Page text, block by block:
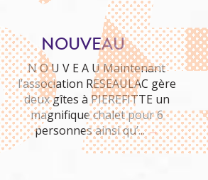
NOUVEAU
N O U V E A U Maintenant
l’association RESEAULAC gère
deux gîtes à PIEREFITTE un
magnifique chalet pour 6
personnes ainsi qu’...→
cultiver